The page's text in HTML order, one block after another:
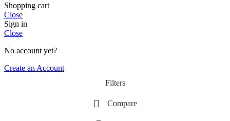
Shopping cart
Close
Sign in
Close
No account yet?
Create an Account
Filters
Compare